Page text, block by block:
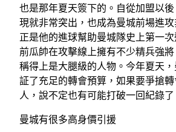
也是那年夏天簽下的。自從加盟以
現就非常突出，也成為曼城前場進攻
正是他的進球幫助曼城隊史上第一
前瓜帥在攻擊線上擁有不少精兵強
稱得上是大腿級的人物。今年夏天
証了充足的轉會預算，如果要爭搶
人，說不定也有可能打破一回紀錄了
曼城有很多高身價引援